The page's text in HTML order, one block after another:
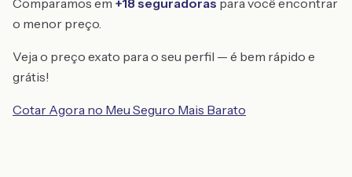
Comparamos em +18 seguradoras para você encontrar
o menor preço.
Veja o preço exato para o seu perfil — é bem rápido e
grátis!
Cotar Agora no Meu Seguro Mais Barato